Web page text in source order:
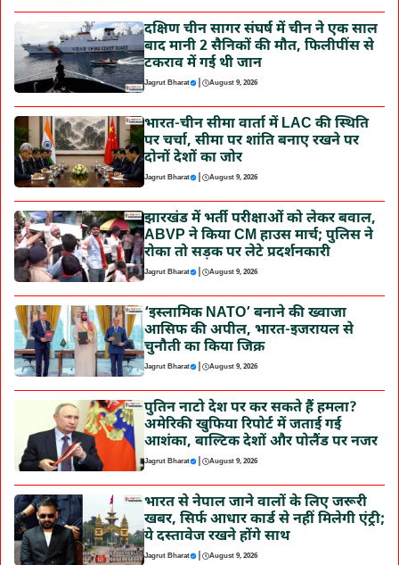
दक्षिण चीन सागर संघर्ष में चीन ने एक साल
बाद मानी 2 सैनिकों की मौत, फिलीपींस से
टकराव में गई थी जान
Jagrut Bharat | August 9, 2026
भारत-चीन सीमा वार्ता में LAC की स्थिति
पर चर्चा, सीमा पर शांति बनाए रखने पर
दोनों देशों का जोर
Jagrut Bharat | August 9, 2026
झारखंड में भर्ती परीक्षाओं को लेकर बवाल,
ABVP ने किया CM हाउस मार्च; पुलिस ने
रोका तो सड़क पर लेटे प्रदर्शनकारी
Jagrut Bharat | August 9, 2026
‘इस्लामिक NATO’ बनाने की ख्वाजा
आसिफ की अपील, भारत-इजरायल से
चुनौती का किया जिक्र
Jagrut Bharat | August 9, 2026
पुतिन नाटो देश पर कर सकते हैं हमला?
अमेरिकी खुफिया रिपोर्ट में जताई गई
आशंका, बाल्टिक देशों और पोलैंड पर नजर
Jagrut Bharat | August 9, 2026
भारत से नेपाल जाने वालों के लिए जरूरी
खबर, सिर्फ आधार कार्ड से नहीं मिलेगी एंट्री;
ये दस्तावेज रखने होंगे साथ
Jagrut Bharat | August 9, 2026